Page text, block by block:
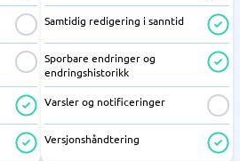
Samtidig redigering i sanntid
Sporbare endringer og
endringshistorikk
Varsler og notificeringer
Versjonshåndtering